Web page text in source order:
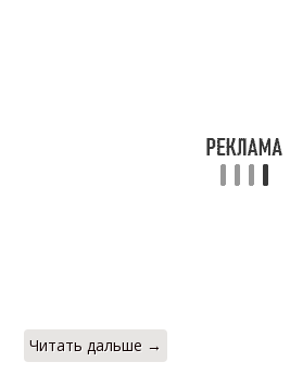
Читать дальше →